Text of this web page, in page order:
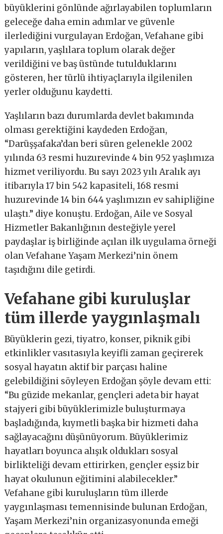
büyüklerini gönlünde ağırlayabilen toplumların
geleceğe daha emin adımlar ve güvenle
ilerlediğini vurgulayan Erdoğan, Vefahane gibi
yapıların, yaşlılara toplum olarak değer
verildiğini ve baş üstünde tutulduklarını
gösteren, her türlü ihtiyaçlarıyla ilgilenilen
yerler olduğunu kaydetti.
Yaşlıların bazı durumlarda devlet bakımında
olması gerektiğini kaydeden Erdoğan,
“Darüşşafaka’dan beri süren gelenekle 2002
yılında 63 resmi huzurevinde 4 bin 952 yaşlımıza
hizmet veriliyordu. Bu sayı 2023 yılı Aralık ayı
itibarıyla 17 bin 542 kapasiteli, 168 resmi
huzurevinde 14 bin 644 yaşlımızın ev sahipliğine
ulaştı.” diye konuştu. Erdoğan, Aile ve Sosyal
Hizmetler Bakanlığının desteğiyle yerel
paydaşlar iş birliğinde açılan ilk uygulama örneği
olan Vefahane Yaşam Merkezi’nin önem
taşıdığını dile getirdi.
Vefahane gibi kuruluşlar
tüm illerde yaygınlaşmalı
Büyüklerin gezi, tiyatro, konser, piknik gibi
etkinlikler vasıtasıyla keyifli zaman geçirerek
sosyal hayatın aktif bir parçası haline
gelebildiğini söyleyen Erdoğan şöyle devam etti:
“Bu güzide mekanlar, gençleri adeta bir hayat
stajyeri gibi büyüklerimizle buluşturmaya
başladığında, kıymetli başka bir hizmeti daha
sağlayacağını düşünüyorum. Büyüklerimiz
hayatları boyunca alışık oldukları sosyal
birlikteliği devam ettirirken, gençler eşsiz bir
hayat okulunun eğitimini alabilecekler.”
Vefahane gibi kuruluşların tüm illerde
yaygınlaşması temennisinde bulunan Erdoğan,
Yaşam Merkezi’nin organizasyonunda emeği